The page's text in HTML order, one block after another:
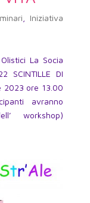
Iniziativa
La Socia
SCINTILLE DI
2023 ore 13.00
avranno
workshop)